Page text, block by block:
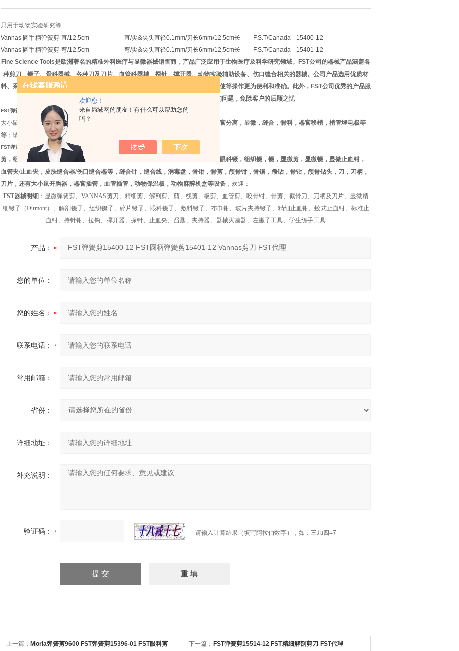
欢迎您！
来自局域网的朋友！有什么可以帮助您的
吗？
只用于动物实验研究等
Vannas 圆手柄弹簧剪-直/12.5cm
直/尖&尖头直径0.1mm/刃长6mm/12.5cm长 F.S.T/Canada
15400-12
Vannas 圆手柄弹簧剪-弯/12.5cm
弯/尖&尖头直径0.1mm/刃长6mm/12.5cm长 F.S.T/Canada
15401-12
Fine Science Tools是欧洲著名的精准外科医疗与显微器械销售商，产品广泛应用于生物医疗及科学研究领域。 FST公司的器械产品涵盖各
种剪刀、镊子、骨科器械、各种刀及刀片、血管科器械、探针、撑开器、动物实验辅助设备、伤口缝合相关的器械。公司产品选用优质材
料、采用人性化设计，可满足临床及科研上多种显微所需的各种常规及特殊器械，使等操作更为便利和准确。此外， FST公司优秀的产品服
务于售后支持可为客户方便快捷地解决
公司产品的问题，免除客户的后顾之忧
FST弹簧剪15400-12 FST圆柄弹簧剪15401-12 Vannas剪刀 FST代理
大小鼠器械，有多种规格和款式，适合对大鼠小鼠进行多种操作：
基本，解刨，器官分离，显微，缝合，骨科，器官移植，植管埋电极等
等 ；请根据实际需要选择合适的款式，更多更详细的信息：敬请。
FST弹簧剪15400-12 FST圆柄弹簧剪15401-12 Vannas剪刀 FST代理
剪，组织剪，眼科剪，显微剪，解刨剪，精细剪，直头解刨剪，弯头剪，弹簧剪，眼科镊，组织镊，镊，显微剪，显微镊，显微止血钳，
血管夹/止血夹，皮肤缝合器/伤口缝合器等，缝合针，缝合线，消毒盘，骨钳，骨剪，颅骨钳，骨锯，颅钻，骨钻，颅骨钻头，刀，刀柄，
刀片，还有大小鼠开胸器，器官插管，血管插管，动物保温板，动物麻醉机盒等设备 ，欢迎：
FST器械明细 ：显微弹簧剪、VANNAS剪刀、精细剪、解剖剪、剪、线剪、板剪、血管剪、咬骨钳、骨剪、截骨刀、刀柄及刀片、显微精
细镊子（Dumont）、解剖镊子、组织镊子、碎片镊子、眼科镊子、敷料镊子、布巾钳、玻片夹持镊子、精细止血钳、蚊式止血钳、标准止
血钳、持针钳、拉钩、撑开器、探针、止血夹、舀匙、夹持器、器械灭菌器、左撇子工具、学生练手工具
产品：
您的单位：
您的姓名：
联系电话：
常用邮箱：
省份：
详细地址：
补充说明：
验证码： 请输入计算结果（填写阿拉伯数字），如：三加四=7
上一篇： Moria弹簧剪9600 FST弹簧剪15396-01 FST眼科剪 下一篇： FST弹簧剪15514-12 FST精细解剖剪刀 FST代理